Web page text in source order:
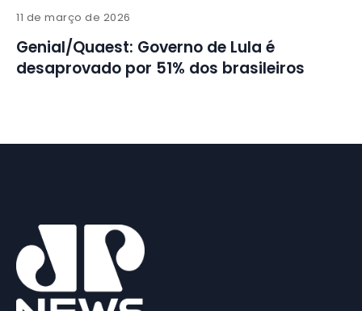
11 de março de 2026
Genial/Quaest: Governo de Lula é
desaprovado por 51% dos brasileiros